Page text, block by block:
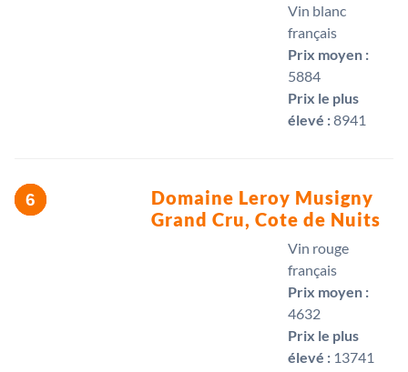
Vin blanc
français
Prix moyen :
5884 
Prix le plus
élevé :8941 
Domaine Leroy Musigny
Grand Cru, Cote de Nuits
Vin rouge
français
Prix moyen :
4632 
Prix le plus
élevé : 13741 